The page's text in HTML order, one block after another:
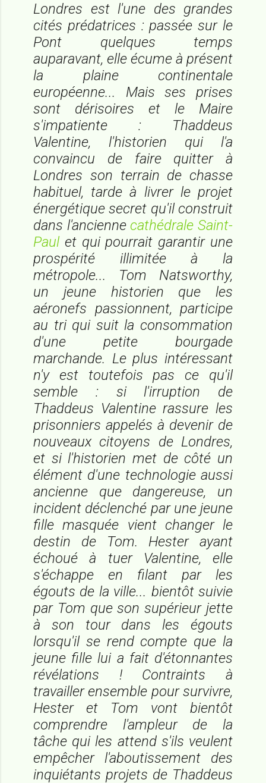
Londres est l'une des grandes
cités prédatrices : passée sur le
Pont quelques temps
auparavant, elle écume à présent
la plaine continentale
européenne... Mais ses prises
sont dérisoires et le Maire
s'impatiente : Thaddeus
Valentine, l'historien qui l'a
convaincu de faire quitter à
Londres son terrain de chasse
habituel, tarde à livrer le projet
énergétique secret qu'il construit
dans l'ancienne cathédrale Saint-
Paulet qui pourrait garantir une
prospérité illimitée à la
métropole... Tom Natsworthy,
un jeune historien que les
aéronefs passionnent, participe
au tri qui suit la consommation
d'une petite bourgade
marchande. Le plus intéressant
n'y est toutefois pas ce qu'il
semble : si l'irruption de
Thaddeus Valentine rassure les
prisonniers appelés à devenir de
nouveaux citoyens de Londres,
et si l'historien met de côté un
élément d'une technologie aussi
ancienne que dangereuse, un
incident déclenché par une jeune
fille masquée vient changer le
destin de Tom. Hester ayant
échoué à tuer Valentine, elle
s'échappe en filant par les
égouts de la ville... bientôt suivie
par Tom que son supérieur jette
à son tour dans les égouts
lorsqu'il se rend compte que la
jeune fille lui a fait d'étonnantes
révélations ! Contraints à
travailler ensemble pour survivre,
Hester et Tom vont bientôt
comprendre l'ampleur de la
tâche qui les attend s'ils veulent
empêcher l'aboutissement des
inquiétants projets de Thaddeus